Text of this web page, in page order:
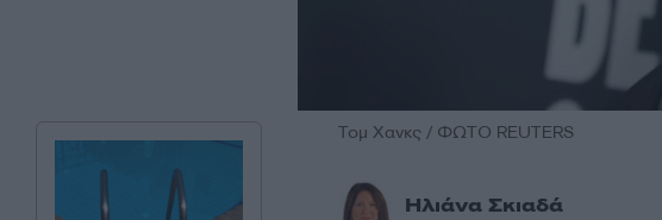
Τομ Χανκς / ΦΩΤΟ REUTERS
Ηλιάνα Σκιαδά